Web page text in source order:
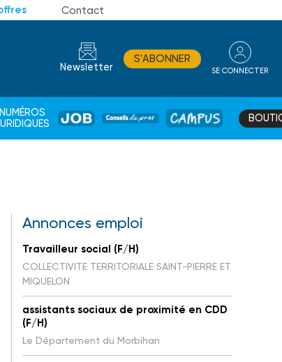
Contact
Newsletter
S'ABONNER
SE CONNECTER
NUMÉROS
JOB
DE
CAMPUS
Annonces emploi
Travailleur social (F/H)
COLLECTIVITE TERRITORIALE SAINT-PIERRE ET
MIQUELON
assistants sociaux de proximité en CDD
(F/H)
Le Département du Morbihan